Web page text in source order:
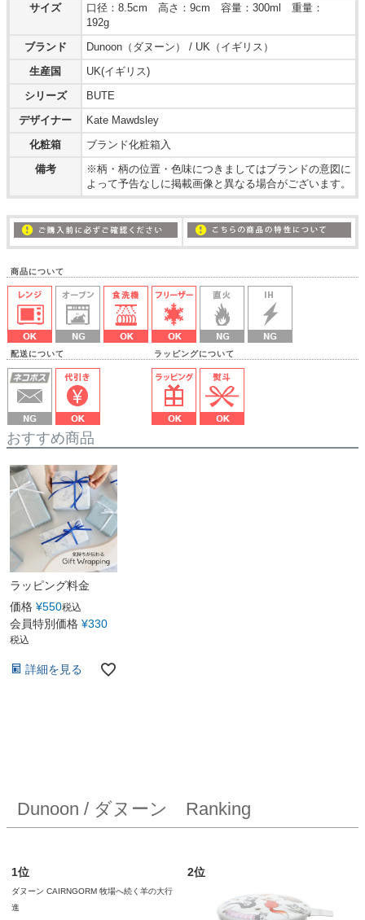
サイズ
口径：8.5cm 高さ：9cm 容量：300ml 重量：
192g
ブランド
Dunoon（ダヌーン） / UK（イギリス）
生産国
UK(イギリス)
シリーズ
BUTE
デザイナー
Kate Mawdsley
化粧箱
ブランド化粧箱入
備考
※柄・柄の位置・色味につきましてはブランドの意図に
よって予告なしに掲載画像と異なる場合がございます。
商品について
配送について ラッピングについて
おすすめ商品
ラッピング料金
価格 ¥550税込
会員特別価格 ¥330
税込
詳細を見る